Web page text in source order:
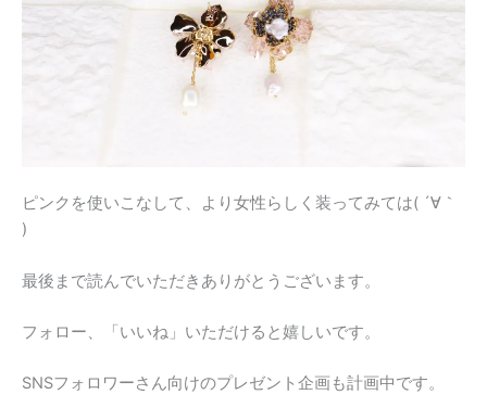
ピンクを使いこなして、より女性らしく装ってみては( ´∀｀
)
最後まで読んでいただきありがとうございます。
フォロー、「いいね」いただけると嬉しいです。
SNSフォロワーさん向けのプレゼント企画も計画中です。